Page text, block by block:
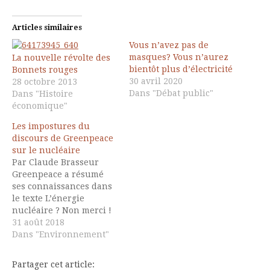
Articles similaires
La nouvelle révolte des
Bonnets rouges
28 octobre 2013
Dans "Histoire
économique"
Vous n’avez pas de
masques? Vous n’aurez
bientôt plus d’électricité
30 avril 2020
Dans "Débat public"
Les impostures du
discours de Greenpeace
sur le nucléaire
Par Claude Brasseur
Greenpeace a résumé
ses connaissances dans
le texte L’énergie
nucléaire ? Non merci !
(1) Ce texte m’a inspiré
quelques observations à
Greenpeace, tout le
nucléaire devient « LE
31 août 2018
Dans "Environnement"
Partager cet article: